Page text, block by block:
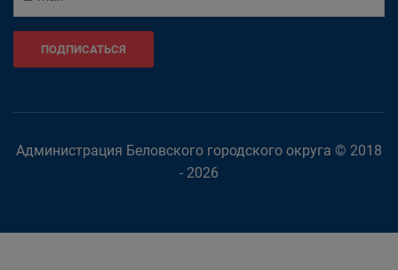
ПОДПИСАТЬСЯ
Администрация Беловского городского округа © 2018
- 2026